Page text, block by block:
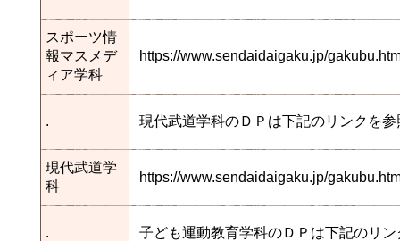
スポーツ情
報マスメデ
ィア学科
https://www.sendaidaigaku.jp/
. 現代武道学科のＤＰは下記のリンクを
現代武道学
科
https://www.sendaidaigaku.jp/
. 子ども運動教育学科のＤＰは下記のリ